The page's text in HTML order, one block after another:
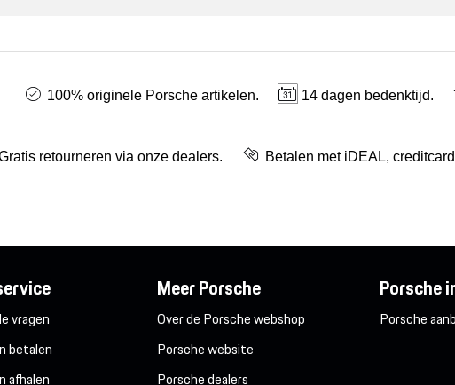
100% originele Porsche artikelen. 14 dagen bedenktijd.
retourneren via onze dealers. Betalen met iDEAL,
vragen
betalen
afhalen
Meer Porsche
Over de Porsche webshop
Porsche website
Porsche dealers
Porsche
Porsche